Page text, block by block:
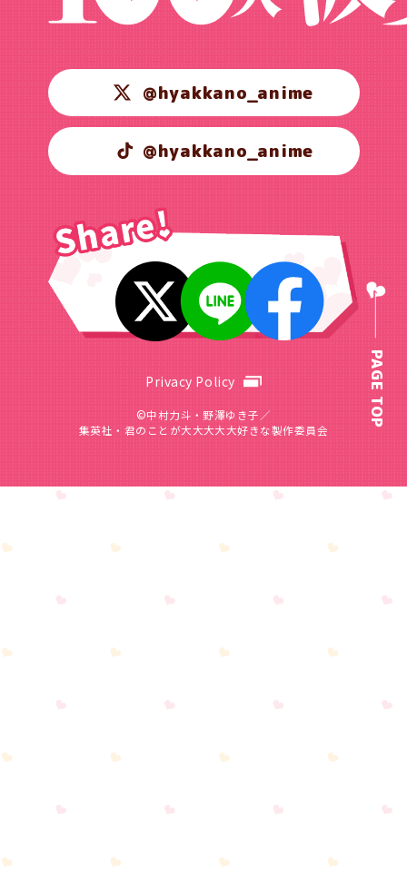
@hyakkano_anime
@hyakkano_anime
Privacy Policy
©中村力斗・野澤ゆき子／
集英社・君のことが大大大大大好きな製作委員会
PAGE TOP